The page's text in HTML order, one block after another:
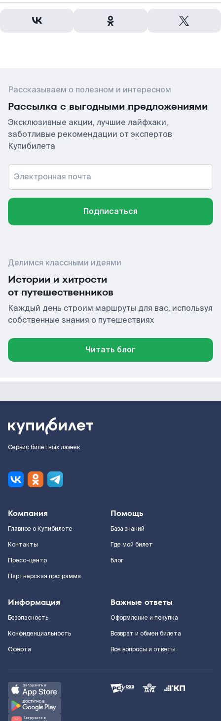
Рассказываем о полезном и интересном
Рассылка с выгодными предложениями
Эксклюзивные акции, лучшие лайфхаки,
заботливые рекомендации от экспертов
Купибилета
Электронная почта
Подписаться
Делимся классными идеями
Истории и хитрости
от путешественников
Каждый день строим маршруты для вас, используя
собственные знания о путешествиях
Читать блог
Сервис билетных лазеек
Компания
Главное о Купибилете
Контакты
Пресс-центр
Партнерская программа
Помощь
База знаний
Где мой билет
Блог
Информация
Безопасность
Конфиденциальность
Оферта
Важные ответы
Оформление и покупка
Возврат и обмен билета
Все вопросы и ответы